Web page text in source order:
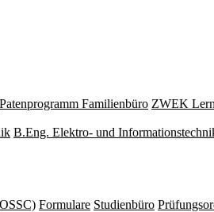
Patenprogramm Familienbüro ZWEK
B.Eng. Elektro- und
Formulare Studienbüro